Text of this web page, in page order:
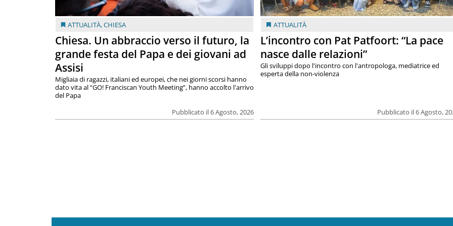
ATTUALITÀ,CHIESA
Chiesa. Un abbraccio verso il futuro, la
grande festa del Papa e dei giovani ad
Assisi
Pubblicato il 6 Agosto, 2026
Migliaia di ragazzi, italiani ed europei, che nei giorni scorsi hanno
dato vita al “GO! Franciscan Youth Meeting”, hanno accolto l'arrivo
del Papa
ATTUALITÀ
L’incontro con Pat Patfoort: “La pace
nasce dalle relazioni”
Pubblicato il 6 Agosto,
Gli sviluppi dopo l'incontro con l'antropologa, mediatrice ed
esperta della non-violenza